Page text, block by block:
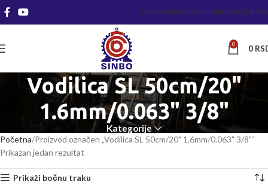
O NAMASERVISKORISNIČKA PODRŠKA
0 0
Vodilica SL 50cm/20"
1.6mm/0.063" 3/8"
Kategorije
Početna Proizvod označen „Vodilica SL 50cm/20" 1.6mm/0.063" 3/8"“
Prikazan jedan rezultat
Prikaži bočnu traku